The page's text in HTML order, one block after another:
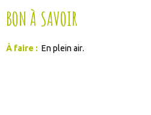
BON À SAVOIR
À faire : En plein air